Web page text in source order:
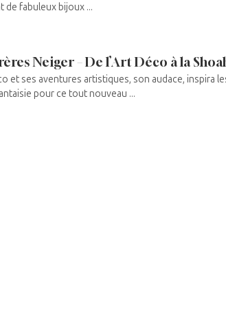
de fabuleux bijoux ...
Neiger – De l’Art Déco à la
et ses aventures artistiques, son audace, inspira
pour ce tout nouveau ...